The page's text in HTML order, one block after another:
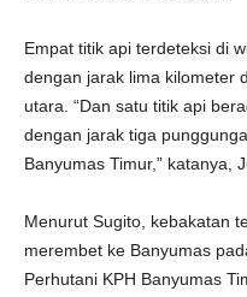
Empat titik api terdeteksi di
dengan jarak lima kilometer
utara. “Dan satu titik api
dengan jarak tiga
Banyumas Timur,” katanya,
Menurut Sugito, kebakatan
merembet ke Banyumas
Perhutani KPH Banyumas